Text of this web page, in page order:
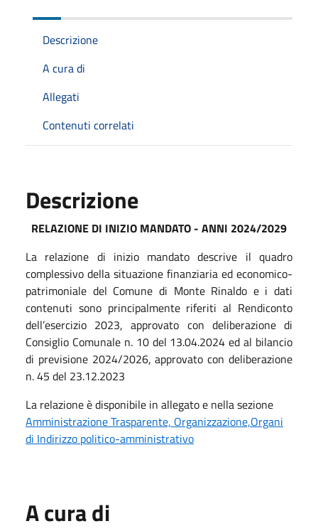
Descrizione
A cura di
Allegati
Contenuti correlati
Descrizione
RELAZIONE DI INIZIO MANDATO - ANNI 2024/2029
La relazione di inizio mandato descrive il quadro
complessivo della situazione finanziaria ed economico-
patrimoniale del Comune di Monte Rinaldo e i dati
contenuti sono principalmente riferiti al Rendiconto
dell’esercizio 2023, approvato con deliberazione di
Consiglio Comunale n. 10 del 13.04.2024 ed al bilancio
di previsione 2024/2026, approvato con deliberazione
n. 45 del 23.12.2023
La relazione è disponibile in allegato e nella sezione
Amministrazione Trasparente, Organizzazione,Organi
di Indirizzo politico-amministrativo
A cura di